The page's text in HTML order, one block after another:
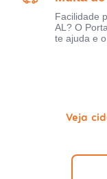
Facilidade
AL? O
te ajuda e
Veja